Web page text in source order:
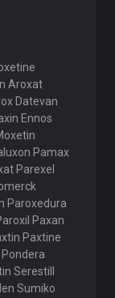
Aroxat
Datevan
Ennos
Pamax
Parexel
Paroxedura
Paxan
Paxtine
Serestill
Sumiko